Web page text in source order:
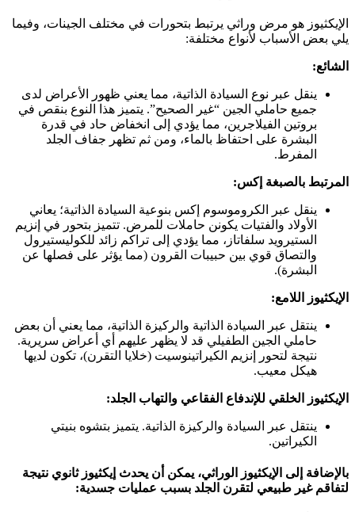
الإيكثيوز هو مرض وراثي يرتبط بتحورات في مختلف الجينات، وفيما
يلي بعض الأسباب لأنواع مختلفة:
الشائع:
ينقل عبر نوع السيادة الذاتية، مما يعني ظهور الأعراض لدى
جميع حاملي الجين “غير الصحيح”. يتميز هذا النوع بنقص في
بروتين الفيلاجرين، مما يؤدي إلى انخفاض حاد في قدرة
البشرة على احتفاظ بالماء، ومن ثم تظهر جفاف الجلد
المفرط.
المرتبط بالصبغة إكس:
ينقل عبر الكروموسوم إكس بنوعية السيادة الذاتية؛ يعاني
الأولاد والفتيات يكونن حاملات للمرض. تتميز بتحور في إنزيم
الستيرويد سلفاتاز، مما يؤدي إلى تراكم زائد للكوليستيرول
والتصاق قوي بين حبيبات القرون (مما يؤثر على فصلها عن
البشرة).
الإيكثيوز اللامع:
ينتقل عبر السيادة الذاتية والركيزة الذاتية، مما يعني أن بعض
حاملي الجين الطفيلي قد لا يظهر عليهم أي أعراض سريرية.
نتيجة لتحور إنزيم الكيراتينوسيت (خلايا التقرن)، تكون لديها
هيكل معيب.
الإيكثيوز الخلقي للإندفاع الفقاعي والتهاب الجلد:
ينتقل عبر السيادة والركيزة الذاتية. يتميز بتشوه بنيتي
الكيراتين.
بالإضافة إلى الإيكثيوز الوراثي، يمكن أن يحدث إيكثيوز ثانوي نتيجة
لتفاقم غير طبيعي لتقرن الجلد بسبب عمليات جسدية: